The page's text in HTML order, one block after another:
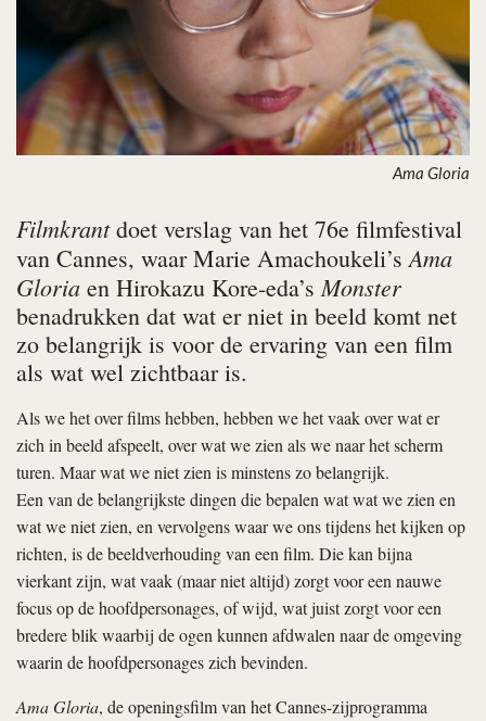
Ama Gloria
Filmkrantdoet verslag van het 76e filmfestival
van Cannes, waar Marie Amachoukeli’sAma
Gloria en Hirokazu Kore-eda’sMonster
benadrukken dat wat er niet in beeld komt net
zo belangrijk is voor de ervaring van een film
als wat wel zichtbaar is.
Als we het over films hebben, hebben we het vaak over wat er
zich in beeld afspeelt, over wat we zien als we naar het scherm
turen. Maar wat we niet zien is minstens zo belangrijk.
Een van de belangrijkste dingen die bepalen wat wat we zien en
wat we niet zien, en vervolgens waar we ons tijdens het kijken op
richten, is de beeldverhouding van een film. Die kan bijna
vierkant zijn, wat vaak (maar niet altijd) zorgt voor een nauwe
focus op de hoofdpersonages, of wijd, wat juist zorgt voor een
bredere blik waarbij de ogen kunnen afdwalen naar de omgeving
waarin de hoofdpersonages zich bevinden.
Ama Gloria, de openingsfilm van het Cannes-zijprogramma